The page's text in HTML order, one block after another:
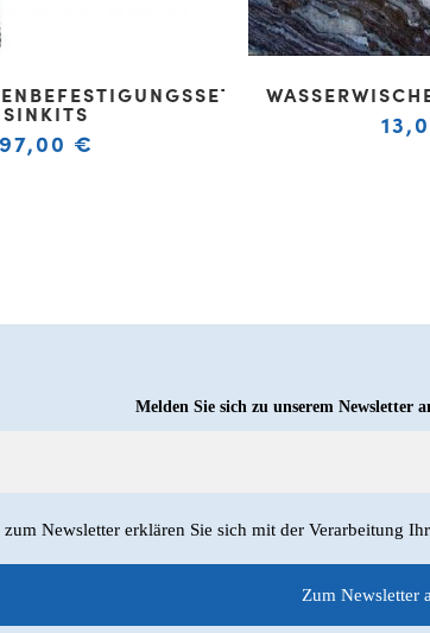
SINKITS
97,00 €
Melden Sie sich zu unserem Newsletter
Newsletter erklären Sie sich mit der Verarbeitung